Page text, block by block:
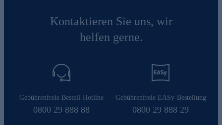
Kontaktieren Sie uns, wir
helfen gerne.
Gebührenfreie Bestell-Hotline
0800 29 888 88
Gebührenfreie EASy-Bestellung
0800 29 888 29